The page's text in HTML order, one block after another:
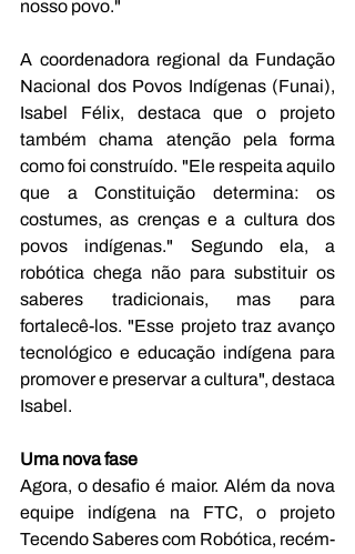
nosso povo."
A coordenadora regional da Fundação
Nacional dos Povos Indígenas (Funai),
Isabel Félix, destaca que o projeto
também chama atenção pela forma
como foi construído. "Ele respeita aquilo
que a Constituição determina: os
costumes, as crenças e a cultura dos
povos indígenas." Segundo ela, a
robótica chega não para substituir os
saberes tradicionais, mas para
fortalecê-los. "Esse projeto traz avanço
tecnológico e educação indígena para
promover e preservar a cultura", destaca
Isabel.
Uma nova fase
Agora, o desafio é maior. Além da nova
equipe indígena na FTC, o projeto
Tecendo Saberes com Robótica, recém-